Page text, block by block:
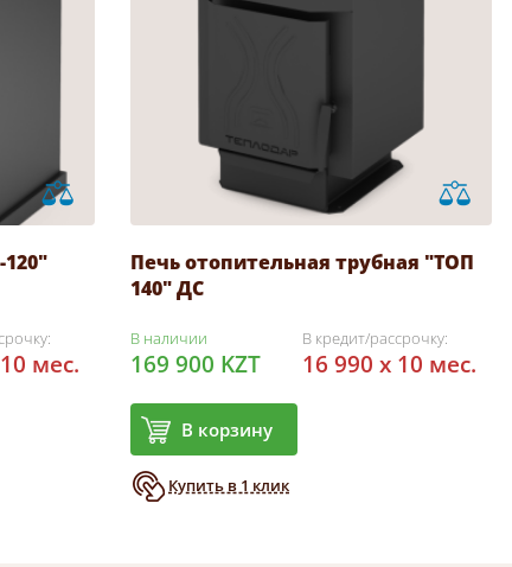
мес.
Печь отопительная трубная "ТОП
140" ДС
В наличии
169 900 KZT
В корзину
Купить в 1 клик
В кредит/рассрочку:
16 990 x 10 мес.